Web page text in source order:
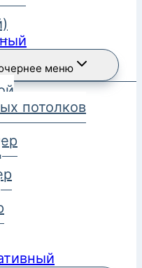
меню
потолков